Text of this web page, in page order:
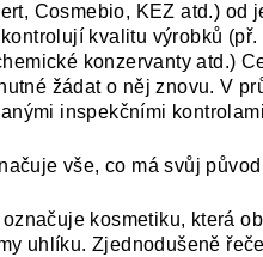
Cosmebio, KEZ atd.) od
kvalitu výrobků
konzervanty atd.)
žádat o něj znovu. V
inspekčními
vše, co má svůj
označuje kosmetiku, která
uhlíku. Zjednodušeně